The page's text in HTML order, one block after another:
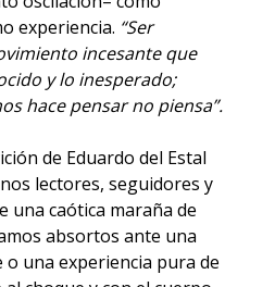
experiencia. “Ser
incesante que
y lo inesperado;
hace pensar no piensa”.
de Eduardo del Estal
lectores, seguidores y
una caótica maraña de
absortos ante una
una experiencia pura de